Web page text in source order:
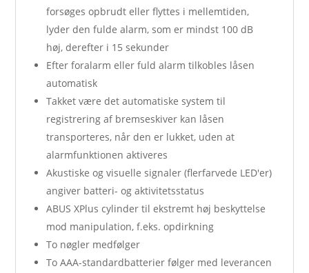
forsøges opbrudt eller flyttes i mellemtiden,
lyder den fulde alarm, som er mindst 100 dB
høj, derefter i 15 sekunder
Efter foralarm eller fuld alarm tilkobles låsen
automatisk
Takket være det automatiske system til
registrering af bremseskiver kan låsen
transporteres, når den er lukket, uden at
alarmfunktionen aktiveres
Akustiske og visuelle signaler (flerfarvede LED'er)
angiver batteri- og aktivitetsstatus
ABUS XPlus cylinder til ekstremt høj beskyttelse
mod manipulation, f.eks. opdirkning
To nøgler medfølger
To AAA-standardbatterier følger med leverancen